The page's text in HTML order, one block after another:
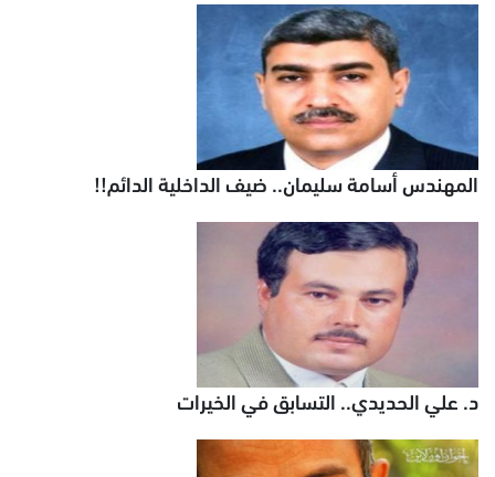
المهندس أسامة سليمان.. ضيف الداخلية الدائم!!
د. علي الحديدي.. التسابق في الخيرات